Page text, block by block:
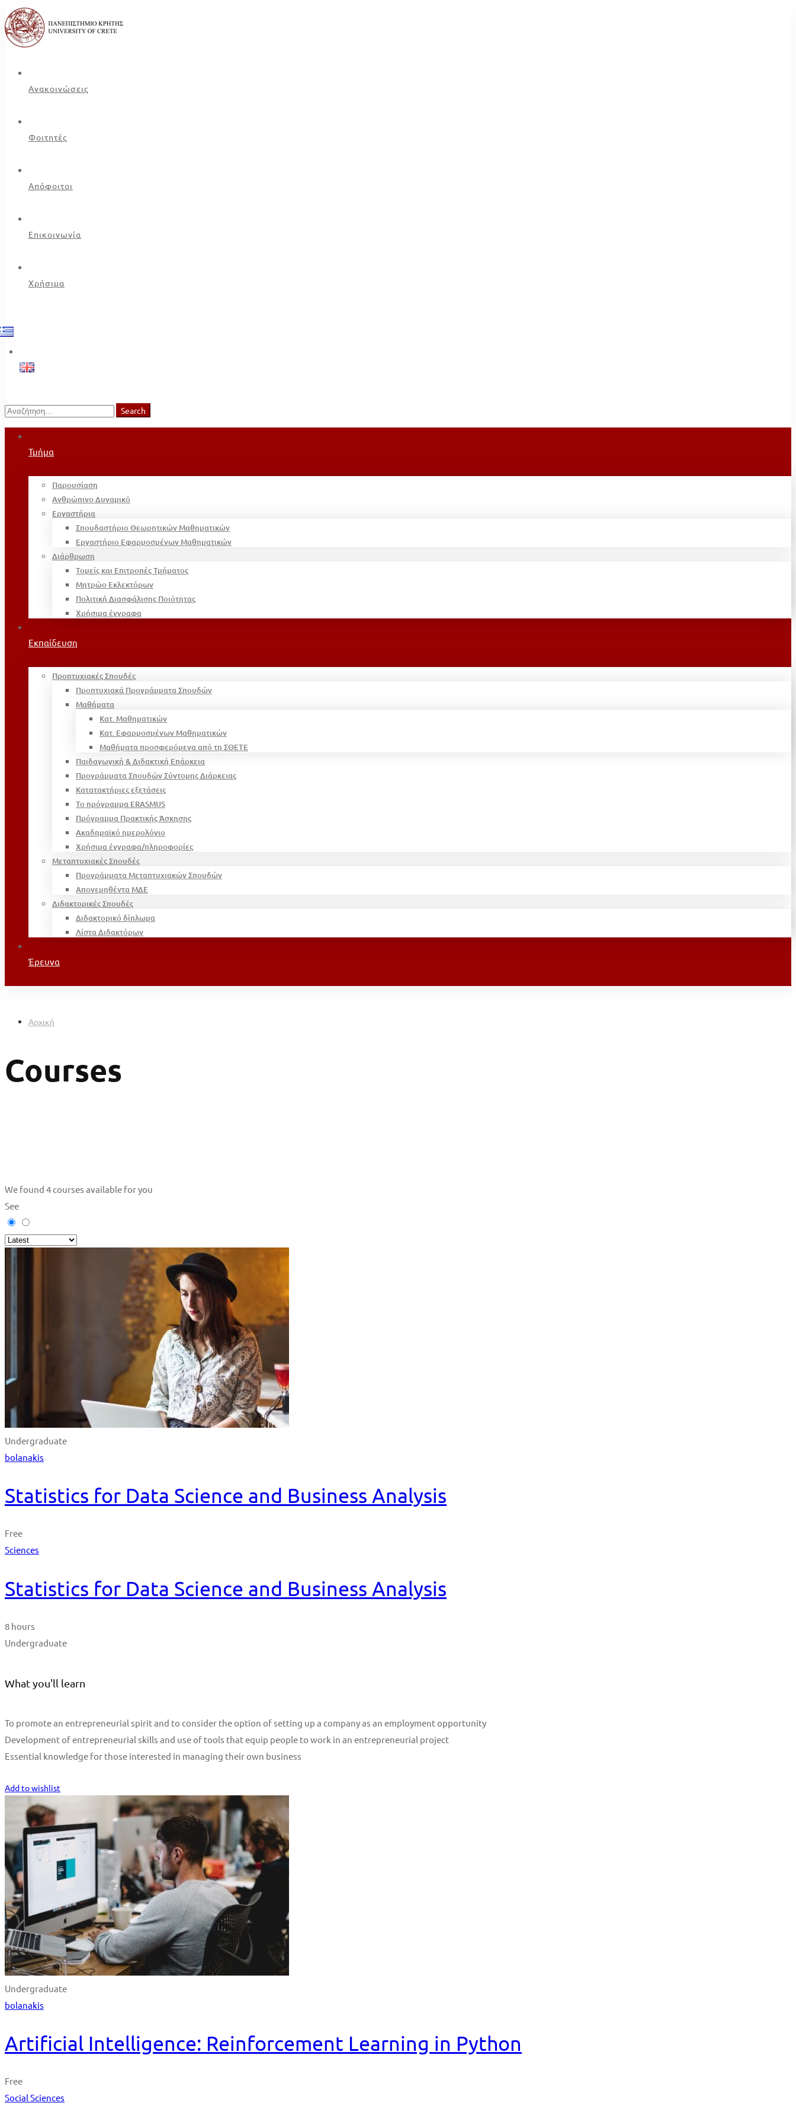
Ανακοινώσεις
Φοιτητές
Απόφοιτοι
Επικοινωνία
Χρήσιμα
Search
for:
Search
Τμήμα
Παρουσίαση
Ανθρώπινο Δυναμικό
Εργαστήρια
Σπουδαστήριο Θεωρητικών Μαθηματικών
Εργαστήριο Εφαρμοσμένων Μαθηματικών
Διάρθρωση
Τομείς και Επιτροπές Τμήματος
Μητρώο Εκλεκτόρων
Πολιτική Διασφάλισης Ποιότητας
Χρήσιμα έγγραφα
Εκπαίδευση
Προπτυχιακές Σπουδές
Προπτυχιακά Προγράμματα Σπουδών
Μαθήματα
Κατ. Μαθηματικών
Κατ. Εφαρμοσμένων Μαθηματικών
Μαθήματα προσφερόμενα από τη ΣΘΕΤΕ
Παιδαγωγική & Διδακτική Επάρκεια
Προγράμματα Σπουδών Σύντομης Διάρκειας
Κατατακτήριες εξετάσεις
Το πρόγραμμα ERASMUS
Πρόγραμμα Πρακτικής Άσκησης
Ακαδημαϊκό ημερολόγιο
Χρήσιμα έγγραφα/πληροφορίες
Μεταπτυχιακές Σπουδές
Προγράμματα Μεταπτυχιακών Σπουδών
Απονεμηθέντα ΜΔΕ
Διδακτορικές Σπουδές
Διδακτορικό δίπλωμα
Λίστα Διδακτόρων
Έρευνα
Αρχική
Courses
We found 4courses available for you
See
Undergraduate
bolanakis
Statistics for Data Science and Business Analysis
Free
Sciences
Statistics for Data Science and Business Analysis
8 hours
Undergraduate
What you'll learn
To promote an entrepreneurial spirit and to consider the option of setting up a company as an employment opportunity
Development of entrepreneurial skills and use of tools that equip people to work in an entrepreneurial project
Essential knowledge for those interested in managing their own business
Add to wishlist
Undergraduate
bolanakis
Artificial Intelligence: Reinforcement Learning in Python
Free
Social Sciences